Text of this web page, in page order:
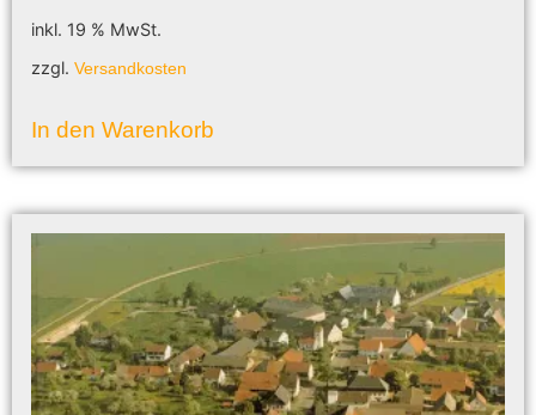
inkl. 19 % MwSt.
zzgl. Versandkosten
In den Warenkorb